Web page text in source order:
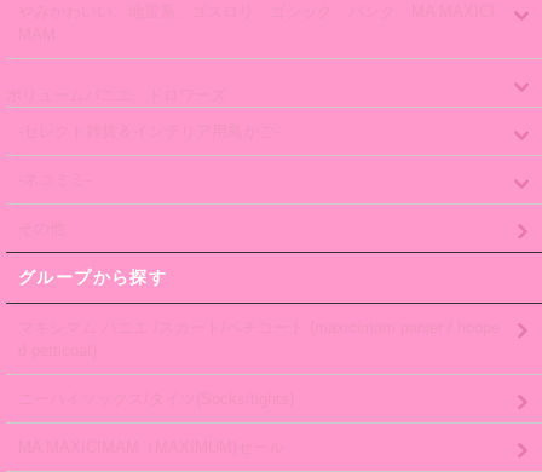
グループから探す